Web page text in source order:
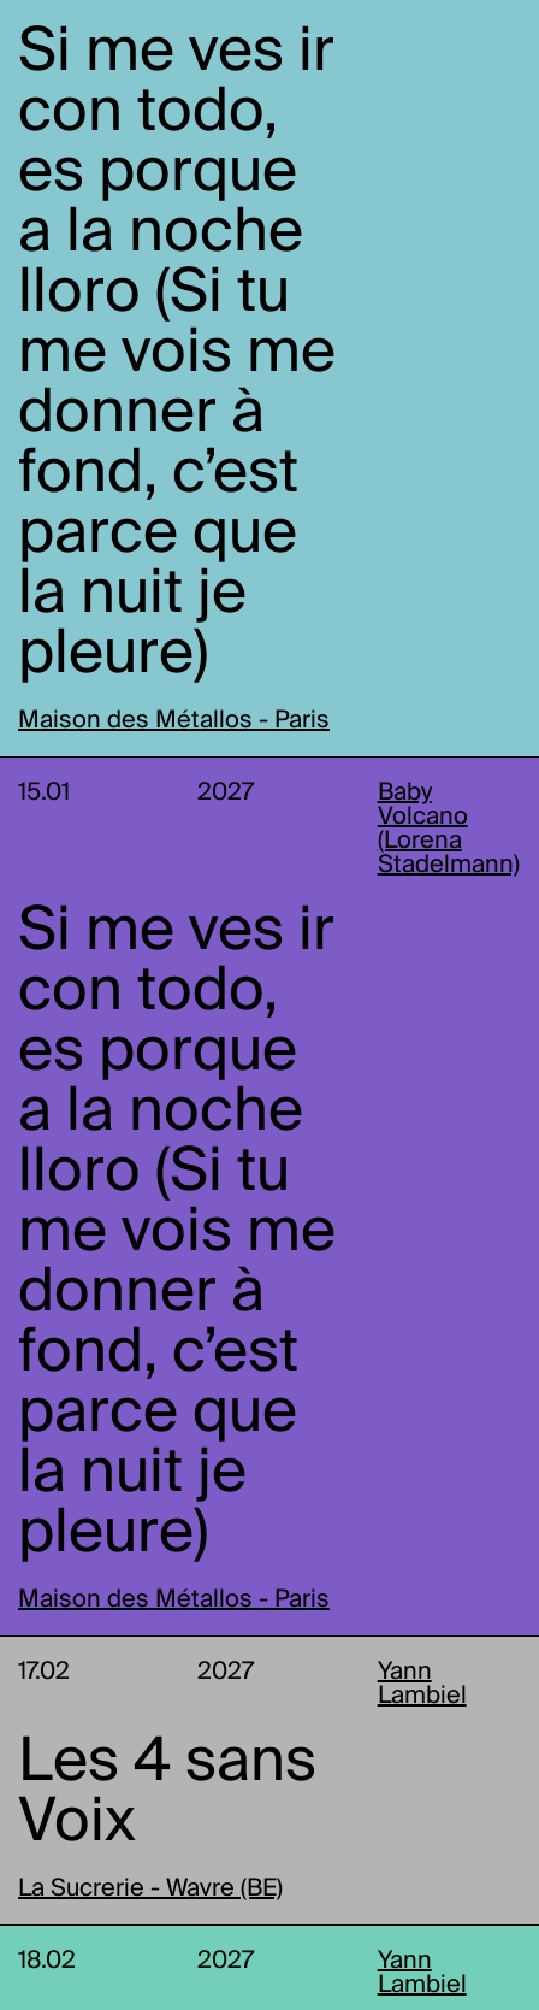
Si me ves ir
con todo,
es porque
a la noche
lloro (Si tu
me vois me
donner à
fond, c’est
parce que
la nuit je
pleure)
Maison des Métallos - Paris
15.01 2027
Baby
Volcano
(Lorena
Stadelmann)
Si me ves ir
con todo,
es porque
a la noche
lloro (Si tu
me vois me
donner à
fond, c’est
parce que
la nuit je
pleure)
Maison des Métallos - Paris
17.02 2027
Yann
Lambiel
Les 4 sans
Voix
La Sucrerie - Wavre (BE)
18.02 2027
Yann
Lambiel